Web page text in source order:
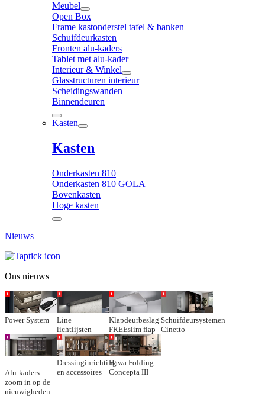
Meubel
Open Box
Frame kastonderstel tafel & banken
Schuifdeurkasten
Fronten alu-kaders
Tablet met alu-kader
Interieur & Winkel
Glasstructuren interieur
Scheidingswanden
Binnendeuren
Kasten
Kasten
Onderkasten 810
Onderkasten 810 GOLA
Bovenkasten
Hoge kasten
Nieuws
Ons nieuws
Power System
Line
lichtlijsten
Klapdeurbeslag
FREEslim flap
Schuifdeursystemen
Cinetto
Alu-kaders :
zoom in op de
nieuwigheden
Dressinginrichting
en accessoires
Hawa Folding
Concepta III